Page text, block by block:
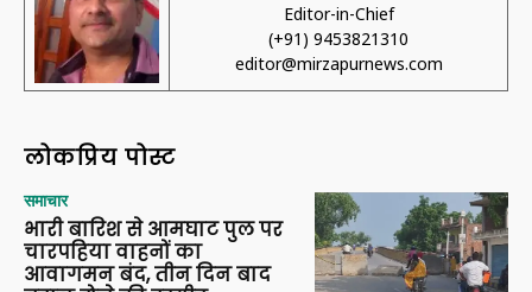
Editor-in-Chief
(+91) 9453821310
editor@mirzapurnews.com
लोकप्रिय पोस्ट
समाचार
भारी बारिश से आमघाट पुल पर
चारपहिया वाहनों का
आवागमन बंद, तीन दिन बाद